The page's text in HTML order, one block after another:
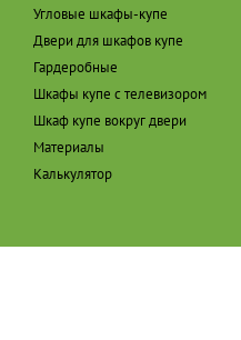
Угловые шкафы-купе
Двери для шкафов купе
Гардеробные
Шкафы купе с телевизором
Шкаф купе вокруг двери
Материалы
Калькулятор